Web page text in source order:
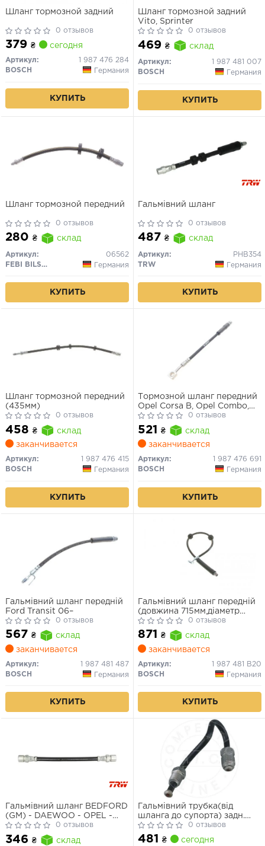
Шланг тормозной задний
0 отзывов
379 ₴ сегодня
Артикул:
1 987 476 284
BOSCH
Германия
КУПИТЬ
Шланг тормозной задний
Vito, Sprinter
0 отзывов
469 ₴ склад
Артикул:
1 987 481 007
BOSCH
Германия
КУПИТЬ
Шланг тормозной передний
0 отзывов
280 ₴ склад
Артикул:
06562
FEBI BILSTEIN
Германия
КУПИТЬ
Гальмівний шланг
0 отзывов
487 ₴ склад
Артикул:
PHB354
TRW
Германия
КУПИТЬ
Шланг тормозной передний
(435мм)
0 отзывов
458 ₴
склад
заканчивается
Артикул:
1 987 476 415
BOSCH
Германия
КУПИТЬ
Тормозной шланг передний
Opel Corsa B, Opel Combo,
Daewoo Nexia0 отзывов
521 ₴
склад
заканчивается
Артикул:
1 987 476 691
BOSCH
Германия
КУПИТЬ
Гальмівний шланг передній
Ford Transit 06–
0 отзывов
567 ₴
склад
заканчивается
Артикул:
1 987 481 487
BOSCH
Германия
КУПИТЬ
Гальмівний шланг передній
(довжина 715мм,діаметр
10мм, M10x1/M10x1) RENAULT
ESPACE V, MEGANE IV,
SCENIC IV, TALISMAN 1.0-
2.0D 02.15-
0 отзывов
871 ₴
склад
заканчивается
Артикул:
1 987 481 B20
BOSCH
Германия
КУПИТЬ
Гальмівний шланг BEDFORD
(GM) - DAEWOO - OPEL -
SAAB - VAUXHALL Astra
Van/Espero/Nexia/Asco
0 отзывов
346 ₴ склад
Гальмівний трубка(від
шланга до супорта) задн.
ліва AUDI A3 03-, Skoda
Octavia, VW Golf
0 отзывов
481 ₴ сегодня